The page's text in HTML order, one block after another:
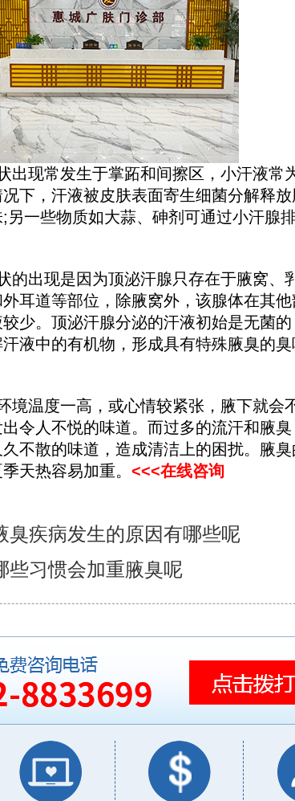
现常发生于掌跖和间擦区，小汗液常
下，汗液被皮肤表面寄生细菌分解释
另一些物质如大蒜、砷剂可通过小汗腺
出现是因为顶泌汗腺只存在于腋窝、
耳道等部位，除腋窝外，该腺体在其
少。顶泌汗腺分泌的汗液初始是无菌
液中的有机物，形成具有特殊腋臭的
温度一高，或心情较紧张，腋下就会
令人不悦的味道。而过多的流汗和腋
不散的味道，造成清洁上的困扰。腋
天热容易加重。 <<<在线咨询
臭疾病发生的原因有哪些呢
些习惯会加重腋臭呢